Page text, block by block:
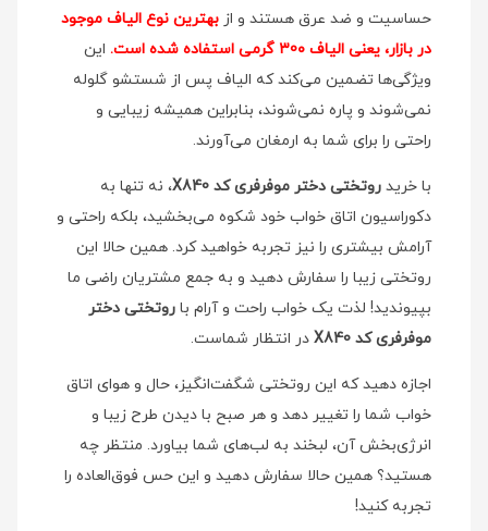
حساسیت و ضد عرق هستند و از بهترین نوع الیاف موجود
در بازار، یعنی الیاف ۳0۰ گرمی استفاده شده است.
این
ویژگی‌ها تضمین می‌کند که الیاف پس از شستشو گلوله
نمی‌شوند و پاره نمی‌شوند، بنابراین همیشه زیبایی و
راحتی را برای شما به ارمغان می‌آورند.
با خرید روتختی دختر موفرفری کد X840
، نه تنها به
دکوراسیون اتاق خواب خود شکوه می‌بخشید، بلکه راحتی و
آرامش بیشتری را نیز تجربه خواهید کرد. همین حالا این
روتختی زیبا را سفارش دهید و به جمع مشتریان راضی ما
بپیوندید! لذت یک خواب راحت و آرام با روتختی دختر
موفرفری کد X840
در انتظار شماست.
اجازه دهید که این روتختی شگفت‌انگیز، حال و هوای اتاق
خواب شما را تغییر دهد و هر صبح با دیدن طرح زیبا و
انرژی‌بخش آن، لبخند به لب‌های شما بیاورد. منتظر چه
هستید؟ همین حالا سفارش دهید و این حس فوق‌العاده را
تجربه کنید!